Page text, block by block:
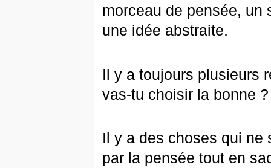
morceau de pensée, un
une idée abstraite.
Il y a toujours plusieurs
vas-tu choisir la bonne
Il y a des choses qui ne
par la pensée tout en